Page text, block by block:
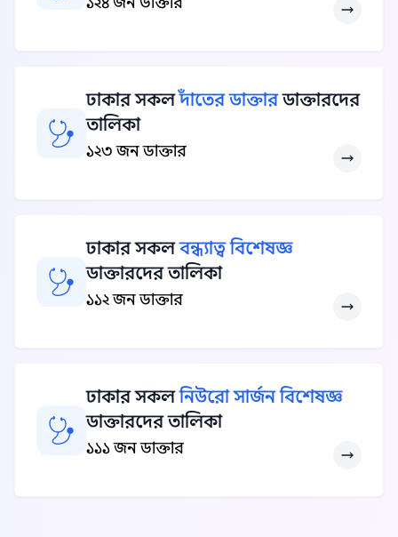
ঢাকার সকলদাঁতের ডাক্তারডাক্তারদের
তালিকা
১২৩ জন ডাক্তার
ঢাকার সকলবন্ধ্যাত্ব বিশেষজ্ঞ
ডাক্তারদের তালিকা
১১২ জন ডাক্তার
ঢাকার সকলনিউরো সার্জন বিশেষজ্ঞ
ডাক্তারদের তালিকা
১১১ জন ডাক্তার